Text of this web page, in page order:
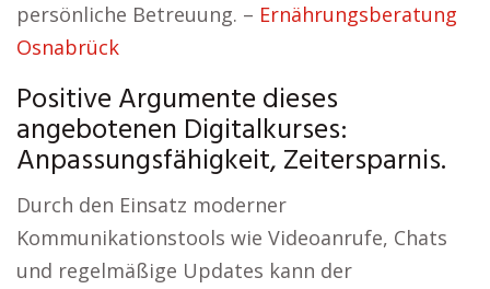
persönliche Betreuung. – Ernährungsberatung
Osnabrück
Positive Argumente dieses
angebotenen Digitalkurses:
Anpassungsfähigkeit, Zeitersparnis.
Durch den Einsatz moderner
Kommunikationstools wie Videoanrufe, Chats
und regelmäßige Updates kann der